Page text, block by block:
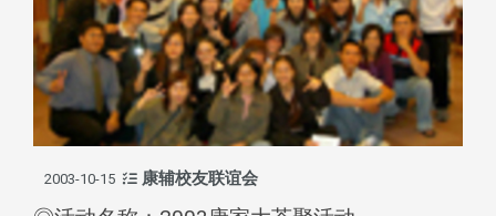
2003-10-15 康辅校友联谊会